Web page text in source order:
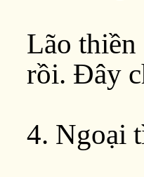
Lão thiền
rồi. Đây
4. Ngoại